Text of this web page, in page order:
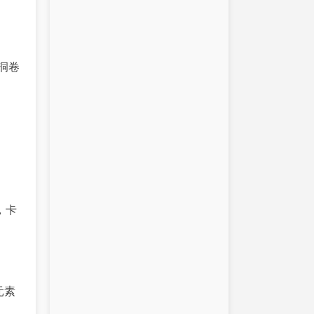
卷
卡
素